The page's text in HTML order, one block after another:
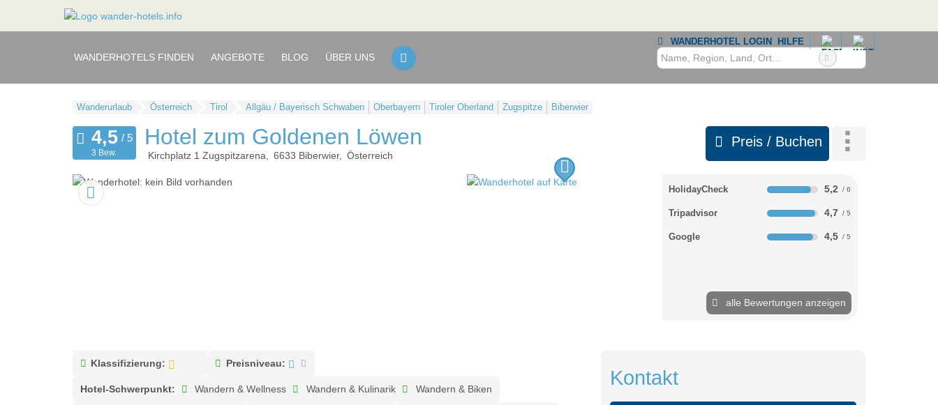
WANDERHOTEL LOGIN HILFE
WANDERHOTELS FINDEN ANGEBOTE BLOG ÜBER UNS
Wanderurlaub Österreich Tirol Allgäu / Bayerisch Schwaben Oberbayern Tiroler Oberland Zugspitze Biberwier
Hotel zum Goldenen Löwen
Kirchplatz 1 Zugspitzarena 6633 Biberwier Österreich
Preis / Buchen
3 Bew.
HolidayCheck 5,2
Tripadvisor 4,7
Google 4,5
alle Bewertungen anzeigen
Klassifizierung: Preisniveau:
Hotel-Schwerpunkt: Wandern & Wellness Wandern & Kulinarik Wandern & Biken
Kontakt